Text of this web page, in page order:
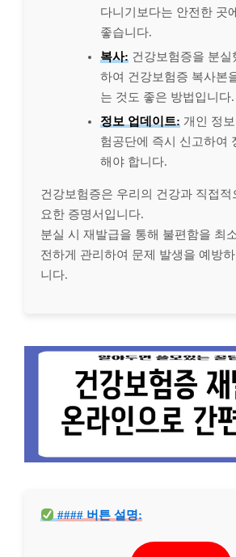
다니기보다는 안전한 곳
좋습니다.
복사: 건강보험증을 분실
하여 건강보험증 복사본
는 것도 좋은 방법입니다.
정보 업데이트: 개인 정
험공단에 즉시 신고하여
해야 합니다.
건강보험증은 우리의 건강과 직접적
요한 증명서입니다.
분실 시 재발급을 통해 불편함을 최
전하게 관리하여 문제 발생을 예방
니다.
#### 버튼 설명: